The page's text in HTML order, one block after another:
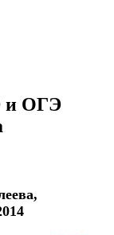
и ОГЭ